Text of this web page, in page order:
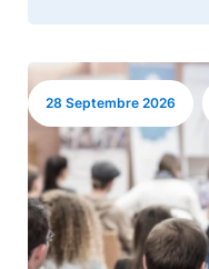
Image
28 Septembre 2026